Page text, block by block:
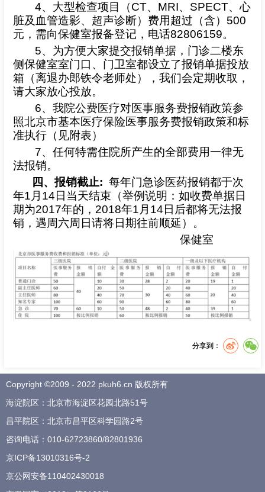
4、大型检查项目（CT、 MRI、 SPECT、心
脏及血管造影、超声诊断）费用超过（含） 500
元，需向保健室报备登记，电话82806159。
5、为方便大家提交报销单据，门诊二楼东
侧保健室室门口、门卫室都设立了报销单据投放
箱（离退办郎铁令老师处），我们会定期收取，
请大家放心投放。
6、我院公费医疗对医事服务费报销政策参
照北京市基本医疗保险医事服务费报销政策和标
准执行（见附表）
7、任何特需住院所产生的全部费用一律无
法报销。
四、报销截止: 每年门急诊医药报销都于次
年1 月 14 日当天结束（举例说明：如收费单据日
期为2017年的， 2018年1 月 14 日后都将无法报
销，遇周六周日请将日期往前顺延）。
保健室
分享到：
Copyright ©2009 - 2022 pkuh6.cn 版权所有
海淀院区：北京市海淀区花园北路51号
昌平院区：北京市昌平区科学园路2号
咨询电话： 010-62723860/82801936
京ICP备13010316号-2
京公网安备110402430018